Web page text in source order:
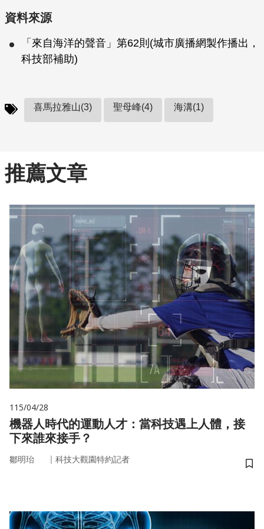
資料來源
「來自海洋的聲音」第62則(城市廣播網製作播出，
科技部補助)
喜馬拉雅山(3) 聖母峰(4) 海溝(1)
推薦文章
115/04/28
機器人時代的運動人才：當科技遇上人體，接
下來誰來接手？
鄒明珆 ｜ 科技大觀園特約記者
儲